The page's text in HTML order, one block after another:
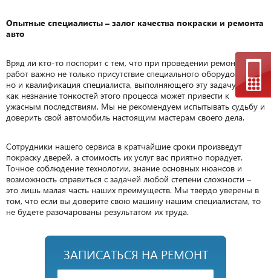
Опытные специалисты – залог качества покраски и ремонта
авто
Вряд ли кто-то поспорит с тем, что при проведении ремонтных
работ важно не только присутствие специального оборудования,
но и квалификация специалиста, выполняющего эту задачу. Так
как незнание тонкостей этого процесса может привести к
ужасным последствиям. Мы не рекомендуем испытывать судьбу и
доверить свой автомобиль настоящим мастерам своего дела.
Сотрудники нашего сервиса в кратчайшие сроки произведут
покраску дверей, а стоимость их услуг вас приятно порадует.
Точное соблюдение технологии, знание основных нюансов и
возможность справиться с задачей любой степени сложности –
это лишь малая часть наших преимуществ. Мы твердо уверены в
том, что если вы доверите свою машину нашим специалистам, то
не будете разочарованы результатом их труда.
ЗАПИСАТЬСЯ НА РЕМОНТ